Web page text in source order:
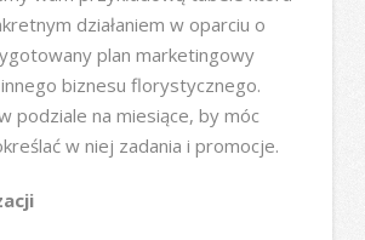
działaniem w oparciu o
plan marketingowy
biznesu florystycznego.
podziale na miesiące, by móc
w niej zadania i promocje.